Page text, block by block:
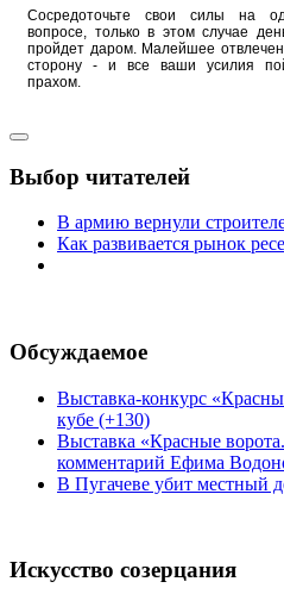
Сосредоточьте свои силы на
вопросе, только в этом случае
пройдет даром. Малейшее
сторону - и все ваши усилия
прахом.
Выбор читателей
В армию вернули
Как развивается рынок
Обсуждаемое
Выставка-конкурс
кубе (+130)
Выставка «Красные
комментарий Ефима
В Пугачеве убит местный
Искусство созерцания